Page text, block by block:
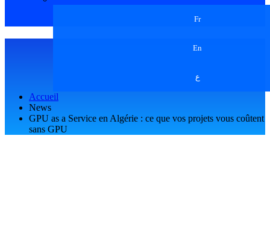
Fr
En
ع
Accueil
News
GPU as a Service en Algérie : ce que vos projets vous coûtent
sans GPU